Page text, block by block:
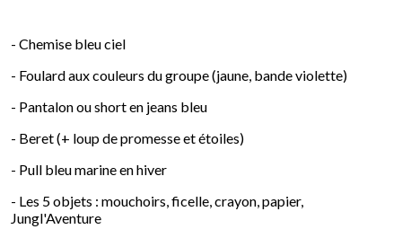
- Chemise bleu ciel
- Foulard aux couleurs du groupe (jaune, bande violette)
- Pantalon ou short en jeans bleu
- Beret (+ loup de promesse et étoiles)
- Pull bleu marine en hiver
- Les 5 objets : mouchoirs, ficelle, crayon, papier,
Jungl'Aventure